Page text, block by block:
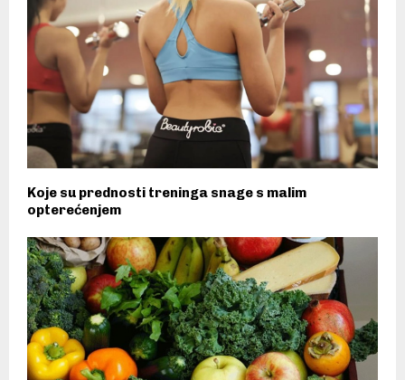
Koje su prednosti treninga snage s malim
opterećenjem